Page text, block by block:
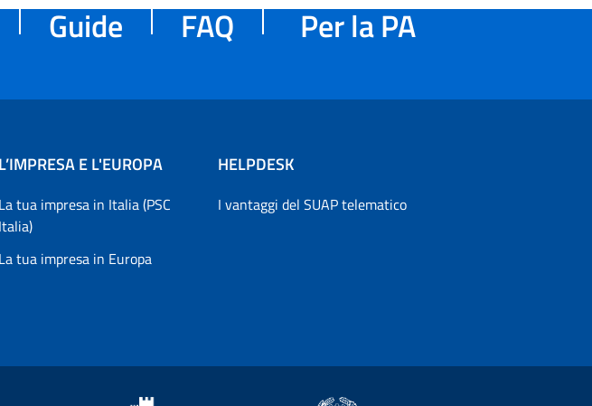
Guide FAQ Per la PA
L’IMPRESA E L'EUROPA
La tua impresa in Italia (PSC
Italia)
La tua impresa in Europa
HELPDESK
I vantaggi del SUAP telematico